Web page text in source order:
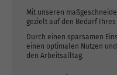
Mit unseren
gezielt auf den Bedarf
Durch einen sparsamen
einen optimalen Nutzen
den Arbeitsalltag.